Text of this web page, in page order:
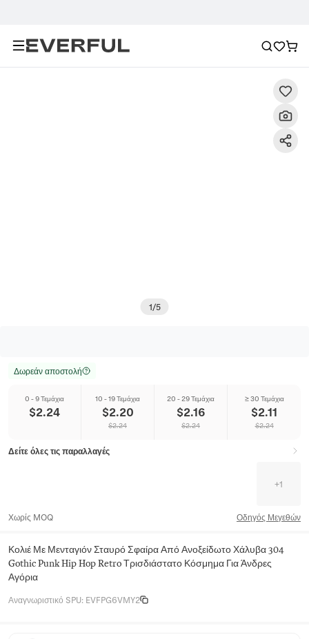
1/5
Δωρεάν αποστολή
0 - 9 Τεμάχια
$2.24
10 - 19 Τεμάχια
$2.20
$2.24
20 - 29 Τεμάχια
$2.16
$2.24
≥ 30 Τεμάχια
$2.11
$2.24
Δείτε όλες τις παραλλαγές
+1
Χωρίς MOQ Οδηγός Μεγεθών
Κολιέ Με Μενταγιόν Σταυρό Σφαίρα Από Ανοξείδωτο Χάλυβα 304
Gothic Punk Hip Hop Retro Τρισδιάστατο Κόσμημα Για Άνδρες
Αγόρια
Αναγνωριστικό SPU: EVFPG6VMY2